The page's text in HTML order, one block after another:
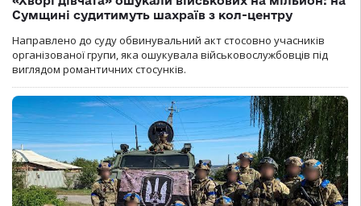
Сумщині судитимуть шахраїв з кол-центру
Направлено до суду обвинувальний акт стосовно учасників
організованої групи, яка ошукувала військовослужбовців під
виглядом романтичних стосунків.